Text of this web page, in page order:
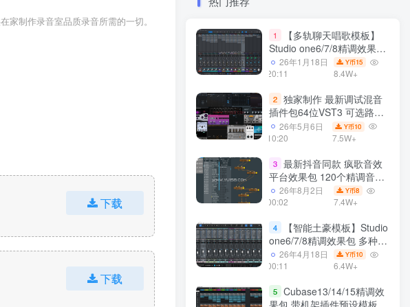
制作录音室品质录音所需的一切。
下载
下载
1
【多轨聊天唱歌模板】
Studio one6/7/8精调效果包
多种效果模式 声卡调试好直
播预设模板
26年1月18日
20:11
Y币15
8.4W+
2 独家制作 最新调试混音
插件包64位VST3 可选路径
一键安装550个效果器合集
v3.0 WiN 支持定制
26年5月6日
10:20
Y币10
7.5W+
3 最新抖音同款 疯歌音效
平台效果包 120个精调音效
包+软件自带170个音效
+600个插件 带安装教程全
26年8月2日
00:02
Y币8
7.4W+
4
【智能土豪模板】Studio
one6/7/8精调效果包 多种效
果模式可选 声卡调试好预设
带插件全套文件
26年4月18日
00:11
Y币10
6.4W+
5 Cubase13/14/15精调效